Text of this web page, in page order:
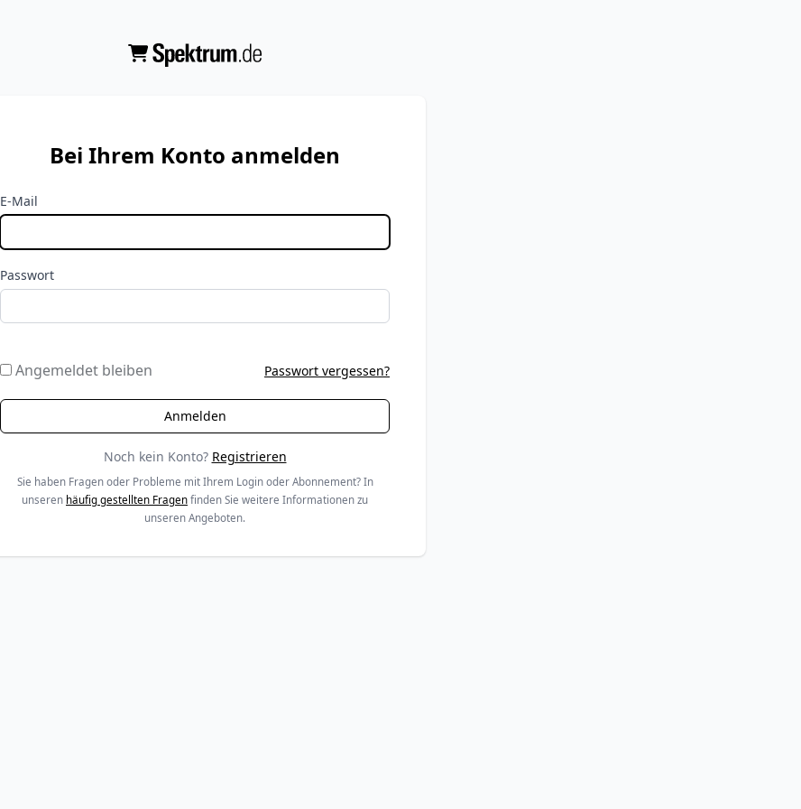
Bei Ihrem Konto anmelden
E-Mail
Passwort
Angemeldet bleiben Passwort vergessen?
Noch kein Konto? Registrieren
Sie haben Fragen oder Probleme mit Ihrem Login oder Abonnement? In
unseren häufig gestellten Fragen finden Sie weitere Informationen zu
unseren Angeboten.